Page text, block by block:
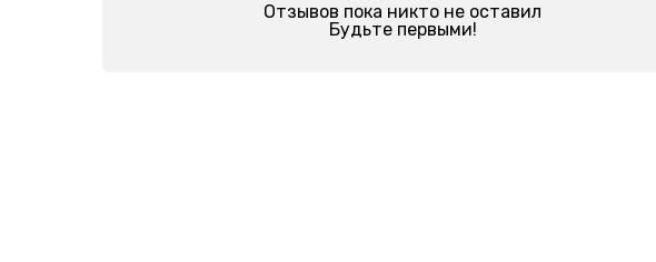
Отзывов пока никто не оставил
Будьте первыми!